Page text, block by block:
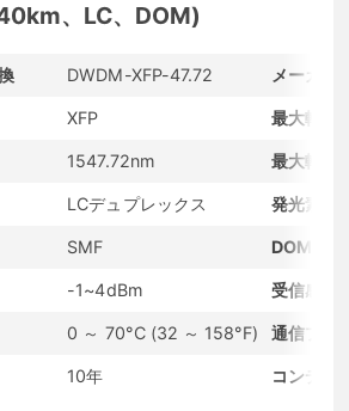
、LC、DOM)
DWDM-XFP-47.72 メーカー
XFP 最大転送
1547.72nm 最大転送
LCデュプレックス 発光素子
SMF DOMサ
-1~4dBm 受信感度
0 ～ 70°C (32 ～ 158°F) 通信プロ
10年 コンディ